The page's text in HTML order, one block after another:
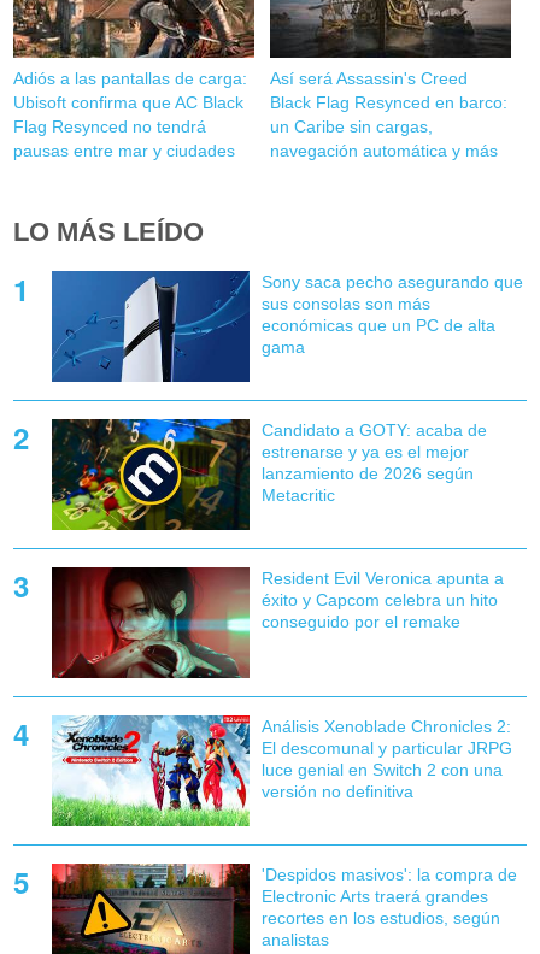
Adiós a las pantallas de carga:
Ubisoft confirma que AC Black
Flag Resynced no tendrá
pausas entre mar y ciudades
Así será Assassin's Creed
Black Flag Resynced en barco:
un Caribe sin cargas,
navegación automática y más
LO MÁS LEÍDO
Sony saca pecho asegurando que
sus consolas son más
económicas que un PC de alta
gama
Candidato a GOTY: acaba de
estrenarse y ya es el mejor
lanzamiento de 2026 según
Metacritic
Resident Evil Veronica apunta a
éxito y Capcom celebra un hito
conseguido por el remake
Análisis Xenoblade Chronicles 2:
El descomunal y particular JRPG
luce genial en Switch 2 con una
versión no definitiva
'Despidos masivos': la compra de
Electronic Arts traerá grandes
recortes en los estudios, según
analistas